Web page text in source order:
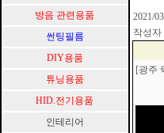
방음 관련용품
썬팅필름
DIY용품
튜닝용품
HID.전기용품
인테리어
2021/
작성자
[광주